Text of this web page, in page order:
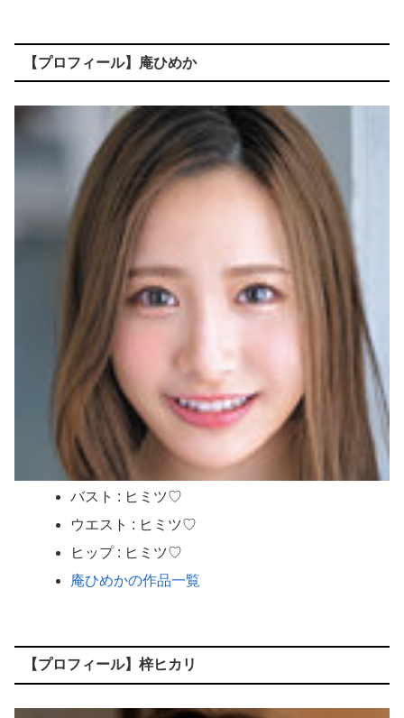
【プロフィール】庵ひめか
バスト : ヒミツ♡
ウエスト : ヒミツ♡
ヒップ : ヒミツ♡
庵ひめかの作品一覧
【プロフィール】梓ヒカリ